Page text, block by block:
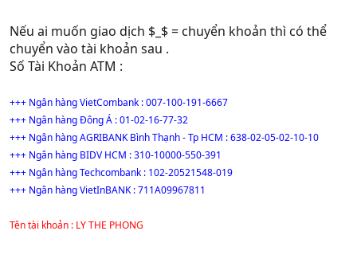
Nếu ai muốn giao dịch $_$ = chuyển khoản thì có thể
chuyển vào tài khoản sau .
Số Tài Khoản ATM :
+++ Ngân hàng VietCombank : 007-100-191-6667
+++ Ngân hàng Đông Á : 01-02-16-77-32
+++ Ngân hàng AGRIBANK Bình Thạnh - Tp HCM : 638-02-05-02-10-10
+++ Ngân hàng BIDV HCM : 310-10000-550-391
+++ Ngân hàng Techcombank : 102-20521548-019
+++ Ngân hàng VietInBANK : 711A09967811
Tên tài khoản : LY THE PHONG